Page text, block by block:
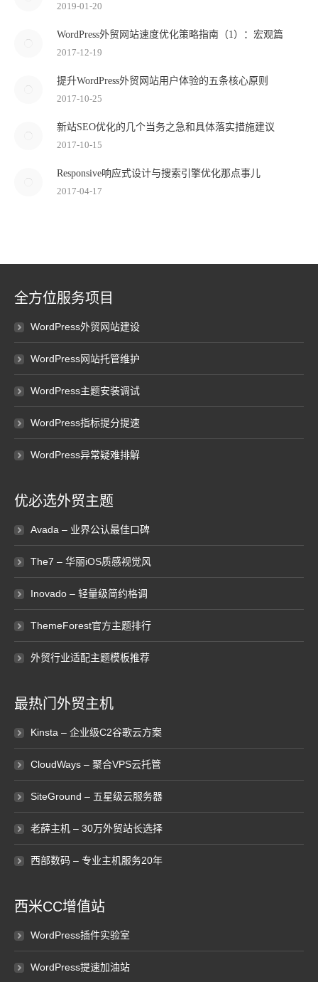
2019-01-20
WordPress外贸网站速度优化策略指南（1）：宏观篇
2017-12-19
提升WordPress外贸网站用户体验的五条核心原则
2017-10-25
新站SEO优化的几个当务之急和具体落实措施建议
2017-10-15
Responsive响应式设计与搜索引擎优化那点事儿
2017-04-17
全方位服务项目
WordPress外贸网站建设
WordPress网站托管维护
WordPress主题安装调试
WordPress指标提分提速
WordPress异常疑难排解
优必选外贸主题
Avada – 业界公认最佳口碑
The7 – 华丽iOS质感视觉风
Inovado – 轻量级简约格调
ThemeForest官方主题排行
外贸行业适配主题模板推荐
最热门外贸主机
Kinsta – 企业级C2谷歌云方案
CloudWays – 聚合VPS云托管
SiteGround – 五星级云服务器
老薛主机 – 30万外贸站长选择
西部数码 – 专业主机服务20年
西米CC增值站
WordPress插件实验室
WordPress提速加油站